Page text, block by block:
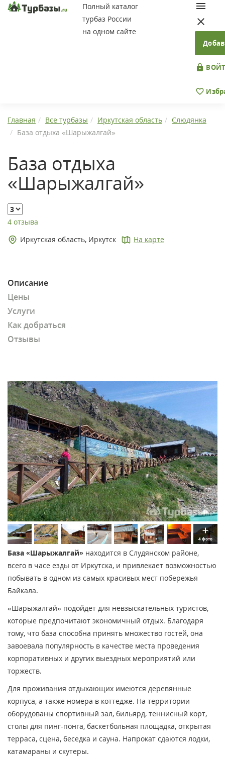
Полный каталог
турбаз России
на одном сайте
Главная Все турбазы Иркутская область
Слюдянка
База отдыха «Шарыжалгай»
База отдыха
«Шарыжалгай»
4 отзыва
Иркутская область, Иркутск
На карте
Описание
Цены
Услуги
Как добраться
Отзывы
4 фото
База «Шарыжалгай» находится в Слудянском районе,
всего в часе езды от Иркутска, и привлекает возможностью
побывать в одном из самых красивых мест побережья
Байкала.
«Шарыжалгай» подойдет для невзыскательных туристов,
которые предпочитают экономичный отдых. Благодаря
тому, что база способна принять множество гостей, она
завоевала популярность в качестве места проведения
корпоративных и других выездных мероприятий или
торжеств.
Для проживания отдыхающих имеются деревянные
корпуса, а также номера в коттедже. На территории
оборудованы спортивный зал, бильярд, теннисный корт,
столы для пинг-понга, баскетбольная площадка, открытая
терраса, сцена, беседка и сауна. Напрокат сдаются лодки,
катамараны и скутеры.